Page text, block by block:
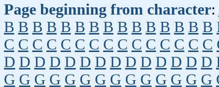
Page beginning from character:
B B B B B B B B B B B B B B B
C C C C C C C C C C C C C C C
D D D D D D D D D D D D D D
G G G G G G G G G G G G G G